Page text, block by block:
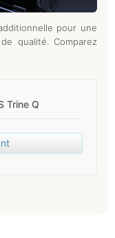
pour une
qualité. Comparez
Trine Q